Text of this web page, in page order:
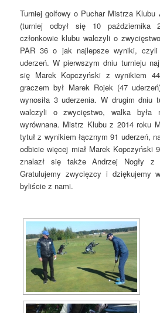
Turniej golfowy o Puchar Mistrza
(turniej odbył się 10 października
członkowie klubu walczyli o
PAR 36 o jak najlepsze wyniki,
uderzeń. W pierwszym dniu turnieju
się Marek Kopczyński z wynikiem
graczem był Marek Rojek (47
wynosiła 3 uderzenia. W drugim dniu
walczyli o zwycięstwo, walka była
wyrównana. Mistrz Klubu z 2014 roku
tytuł z wynikiem łącznym 91 uderzeń,
odbicie więcej miał Marek Kopczyński
znalazł się także Andrzej Nogły z
Gratulujemy zwycięzcy i dziękujemy
byliście z nami.